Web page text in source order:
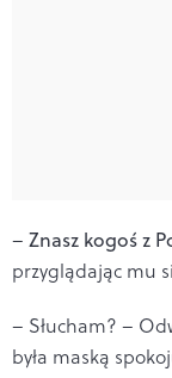
– Znasz kogoś z
przyglądając mu
– Słucham? –
była maską